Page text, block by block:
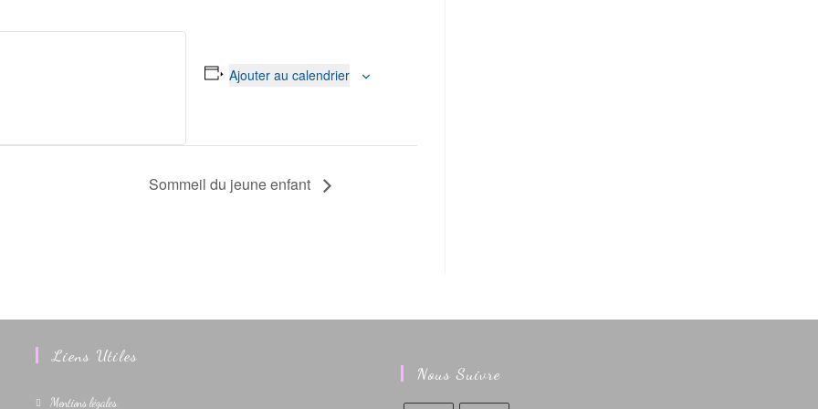
Ajouter au calendrier
Sommeil du jeune enfant
Liens Utiles
Mentions légales
Nous Suivre